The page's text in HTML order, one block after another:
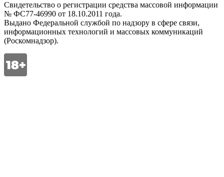
Свидетельство о регистрации средства массовой информации
№ ФС77-46990 от 18.10.2011 года.
Выдано Федеральной службой по надзору в сфере связи,
информационных технологий и массовых коммуникаций
(Роскомнадзор).